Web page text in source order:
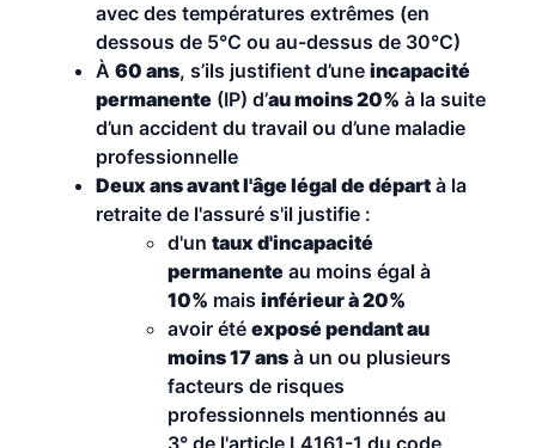
avec des températures extrêmes (en
dessous de 5°C ou au-dessus de 30°C)
À 60 ans, s’ils justifient d’une incapacité
permanente (IP) d’au moins 20% à la suite
d’un accident du travail ou d’une maladie
professionnelle
Deux ans avant l'âge légal de départ à la
retraite de l'assuré s'il justifie :
d'un taux d'incapacité
permanente au moins égal à
10% mais inférieur à 20%
avoir été exposé pendant au
moins 17 ans à un ou plusieurs
facteurs de risques
professionnels mentionnés au